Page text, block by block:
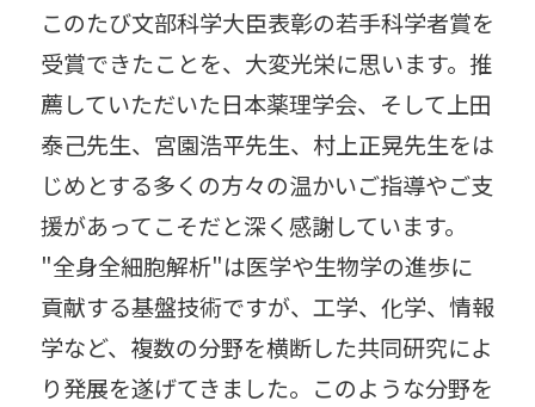
このたび文部科学大臣表彰の若手科学者賞を
受賞できたことを、大変光栄に思います。推
薦していただいた日本薬理学会、そして上田
泰己先生、宮園浩平先生、村上正晃先生をは
じめとする多くの方々の温かいご指導やご支
援があってこそだと深く感謝しています。
"全身全細胞解析"は医学や生物学の進歩に
貢献する基盤技術ですが、工学、化学、情報
学など、複数の分野を横断した共同研究によ
り発展を遂げてきました。このような分野を